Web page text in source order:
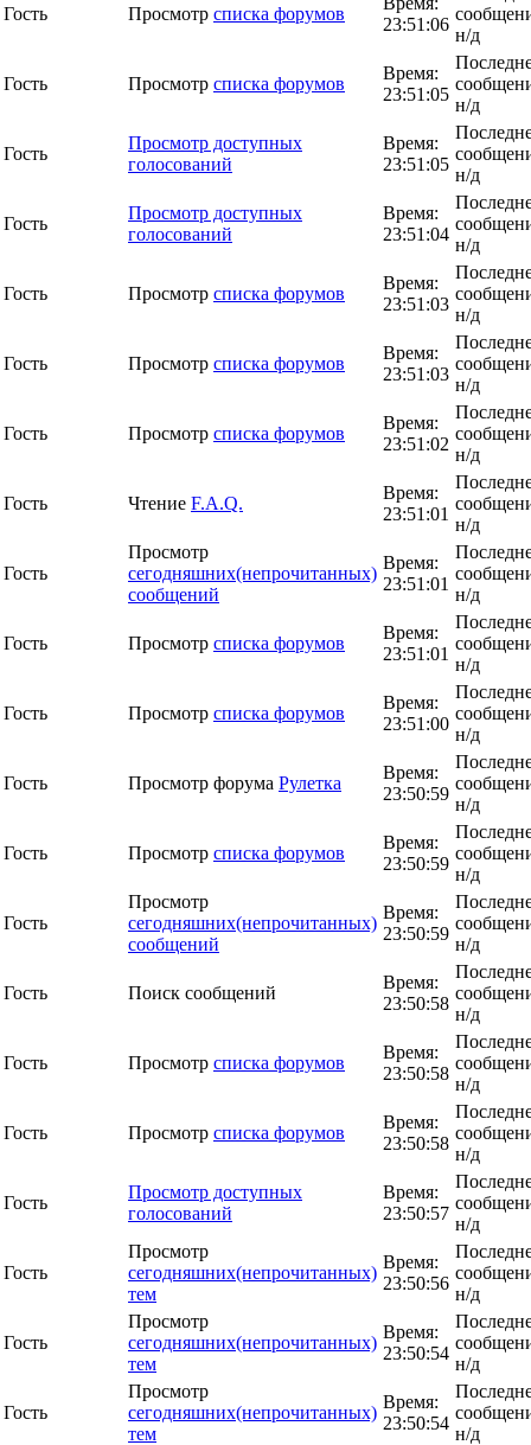
Гость Просмотр списка форумов
23:51:06
н/д
Гость Просмотр списка форумов
Время:
23:51:05
н/д
Гость
Просмотр доступных
голосований
Время:
23:51:05
н/д
Гость
Просмотр доступных
голосований
Время:
23:51:04
н/д
Гость Просмотр списка форумов
Время:
23:51:03
н/д
Гость Просмотр списка форумов
Время:
23:51:03
н/д
Гость Просмотр списка форумов
Время:
23:51:02
н/д
Гость Чтение F.A.Q.
Время:
23:51:01
н/д
Гость
Просмотр
сегодняшних(непрочитанных)
сообщений
Время:
23:51:01
н/д
Гость Просмотр списка форумов
Время:
23:51:01
н/д
Гость Просмотр списка форумов
Время:
23:51:00
н/д
Гость Просмотр форума Рулетка
Время:
23:50:59
н/д
Гость Просмотр списка форумов
Время:
23:50:59
н/д
Гость
Просмотр
сегодняшних(непрочитанных)
сообщений
Время:
23:50:59
н/д
Гость Поиск сообщений
Время:
23:50:58
н/д
Гость Просмотр списка форумов
Время:
23:50:58
н/д
Гость Просмотр списка форумов
Время:
23:50:58
н/д
Гость
Просмотр доступных
голосований
Время:
23:50:57
н/д
Гость
Просмотр
сегодняшних(непрочитанных)
тем
Время:
23:50:56
н/д
Гость
Просмотр
сегодняшних(непрочитанных)
тем
Время:
23:50:54
н/д
Гость
Просмотр
сегодняшних(непрочитанных)
тем
Время:
23:50:54
н/д